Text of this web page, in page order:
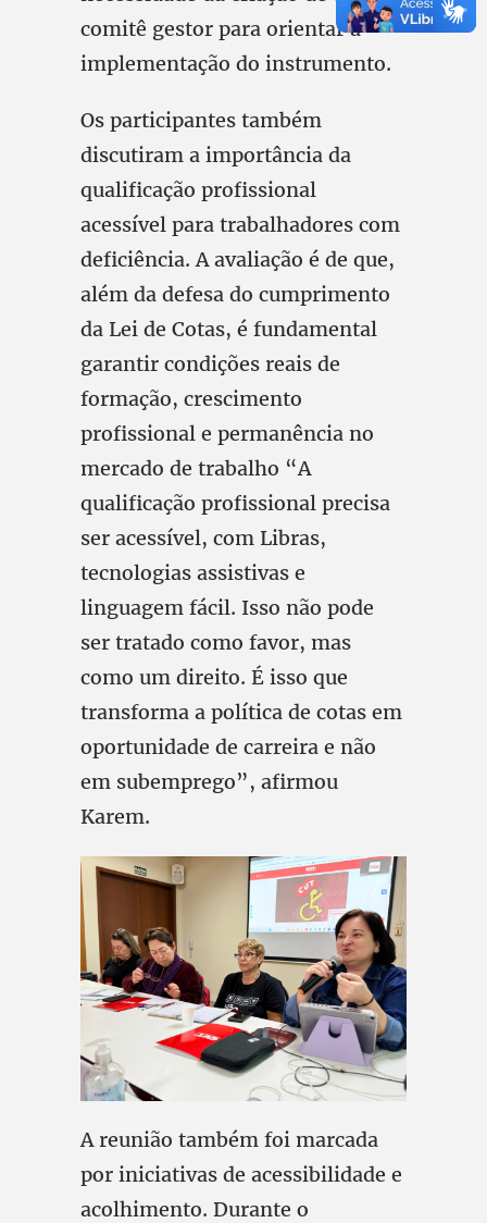
comitê gestor para orientar a
implementação do instrumento.
Os participantes também
discutiram a importância da
qualificação profissional
acessível para trabalhadores com
deficiência. A avaliação é de que,
além da defesa do cumprimento
da Lei de Cotas, é fundamental
garantir condições reais de
formação, crescimento
profissional e permanência no
mercado de trabalho “A
qualificação profissional precisa
ser acessível, com Libras,
tecnologias assistivas e
linguagem fácil. Isso não pode
ser tratado como favor, mas
como um direito. É isso que
transforma a política de cotas em
oportunidade de carreira e não
em subemprego”, afirmou
Karem.
A reunião também foi marcada
por iniciativas de acessibilidade e
acolhimento. Durante o